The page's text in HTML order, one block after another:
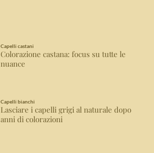
Capelli castani
Colorazione castana: focus su tutte le
nuance
Capelli bianchi
Lasciare i capelli grigi al naturale dopo
anni di colorazioni